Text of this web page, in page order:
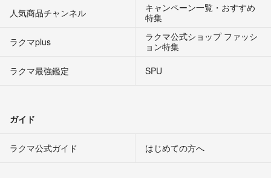
人気商品チャンネル
キャンペーン一覧・おすすめ
特集
ラクマplus
ラクマ公式ショップ ファッシ
ョン特集
ラクマ最強鑑定
SPU
ガイド
ラクマ公式ガイド はじめての方へ